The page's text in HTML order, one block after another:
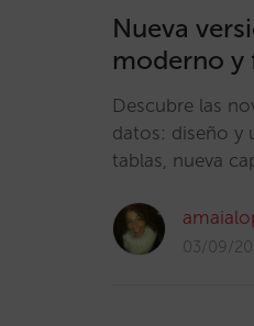
Nueva
moderno y
Descubre las
datos: diseño y
tablas, nueva
03/09/